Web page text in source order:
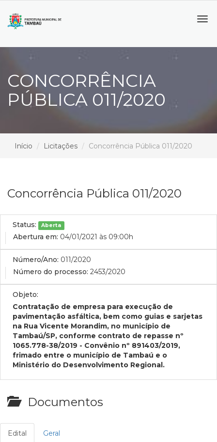
CONCORRÊNCIA
PÚBLICA 011/2020
Início Licitações Concorrência Pública 011/2020
Concorrência Pública 011/2020
Status: Aberta
Abertura em: 04/01/2021 às 09:00h
Número/Ano: 011/2020
Número do processo: 2453/2020
Objeto:
Contratação de empresa para execução de
pavimentação asfáltica, bem como guias e sarjetas
na Rua Vicente Morandim, no município de
Tambaú/SP, conforme contrato de repasse nº
1065.778-38/2019 - Convênio nº 891403/2019,
frimado entre o município de Tambaú e o
Ministério do Desenvolvimento Regional.
Documentos
Edital Geral